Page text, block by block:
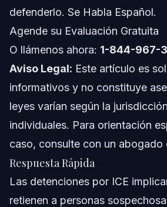
Notas de Jurisdicción: Carolina
y a Nivel Nacional
Notas sobre Carolina del Norte
Aspectos a Nivel Nacional
Cuándo Llamar a un Abogado
Sobre Vasquez Law Firm
defenderlo. Se Habla Español.
Agende su Evaluación Gratuita
O llámenos ahora: 1-844-967-
Aviso Legal: Este artículo es
informativos y no constituye
leyes varían según la
individuales. Para orientación
caso, consulte con un abogado
Respuesta Rápida
Las detenciones por ICE
retienen a personas